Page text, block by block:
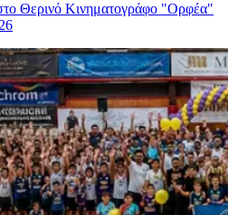
Θερινό Κινηματογράφο "Ορφέα"